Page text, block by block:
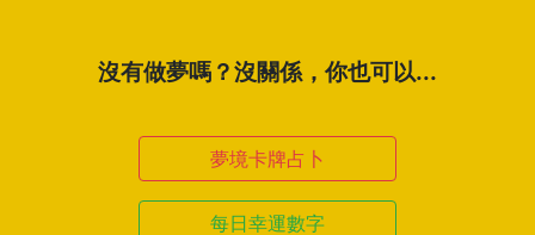
沒有做夢嗎？沒關係，你也可以...
夢境卡牌占卜
每日幸運數字